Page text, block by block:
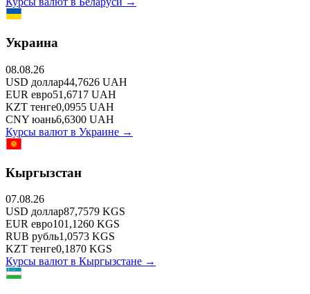
Украина
08.08.26
USD доллар44,7626 UAH
EUR евро51,6717 UAH
KZT тенге0,0955 UAH
CNY юань6,6300 UAH
Курсы валют в Украине →
Кыргызстан
07.08.26
USD доллар87,7579 KGS
EUR евро101,1260 KGS
RUB рубль1,0573 KGS
KZT тенге0,1870 KGS
Курсы валют в Кыргызстане →